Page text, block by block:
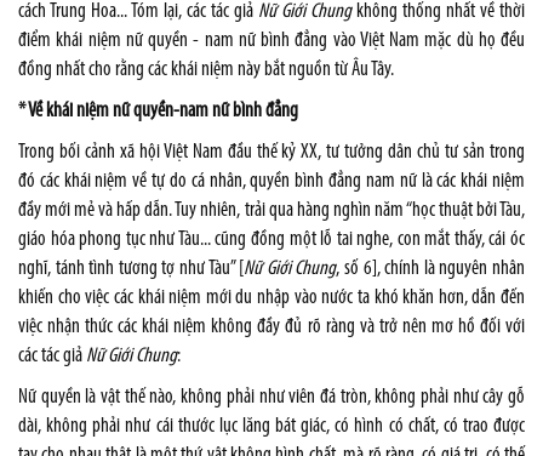
cách Trung Hoa... Tóm lại, các tác giả Nữ Giới Chungkhông thống nhất về thời
điểm khái niệm nữ quyền - nam nữ bình đẳng vào Việt Nam mặc dù họ đều
đồng nhất cho rằng các khái niệm này bắt nguồn từ Âu Tây.
* Về khái niệm nữ quyền-nam nữ bình đẳng
Trong bối cảnh xã hội Việt Nam đầu thế kỷ XX, tư tưởng dân chủ tư sản trong
đó các khái niệm về tự do cá nhân, quyền bình đẳng nam nữ là các khái niệm
đầy mới mẻ và hấp dẫn. Tuy nhiên, trải qua hàng nghìn năm “học thuật bởi Tàu,
giáo hóa phong tục như Tàu... cũng đồng một lỗ tai nghe, con mắt thấy, cái óc
nghĩ, tánh tình tương tợ như Tàu” [ Nữ Giới Chung, số 6], chính là nguyên nhân
khiến cho việc các khái niệm mới du nhập vào nước ta khó khăn hơn, dẫn đến
việc nhận thức các khái niệm không đầy đủ rõ ràng và trở nên mơ hồ đối với
các tác giả Nữ Giới Chung:
Nữ quyền là vật thế nào, không phải như viên đá tròn, không phải như cây gỗ
dài, không phải như cái thước lục lăng bát giác, có hình có chất, có trao được